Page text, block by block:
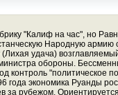
"Калиф на час", но
Народную
удача)
обороны.
контроль "политическое
экономика Руанды
рубежом.